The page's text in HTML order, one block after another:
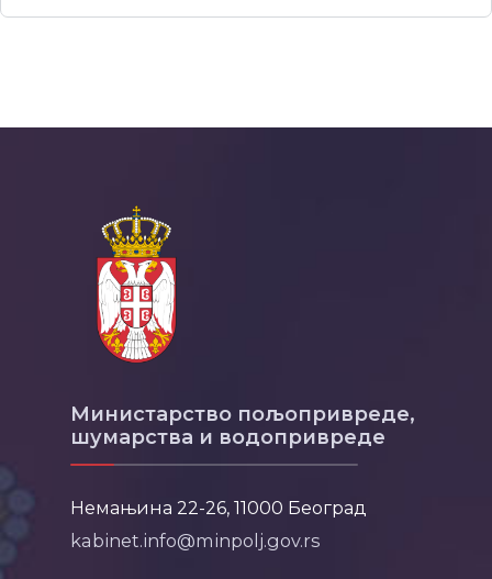
Министарство пољопривреде,
шумарства и водопривреде
Немањина 22-26, 11000 Београд
kabinet.info@minpolj.gov.rs